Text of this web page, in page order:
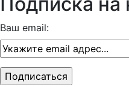
Ваш email: